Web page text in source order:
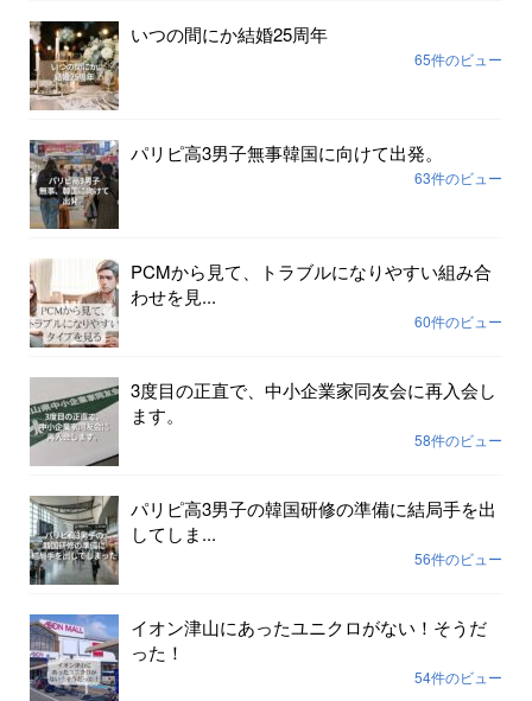
いつの間にか結婚25周年
65件のビュー
パリピ高3男子無事韓国に向けて出発。
63件のビュー
PCMから見て、トラブルになりやすい組み合
わせを見...
60件のビュー
3度目の正直で、中小企業家同友会に再入会し
ます。
58件のビュー
パリピ高3男子の韓国研修の準備に結局手を出
してしま...
56件のビュー
イオン津山にあったユニクロがない！そうだ
った！
54件のビュー